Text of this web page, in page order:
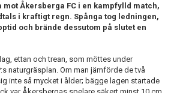
mot Åkersberga FC i en kampfylld match,
i kraftigt regn. Spånga tog ledningen,
och brände dessutom på slutet en
ettan och trean, som möttes under
naturgräsplan. Om man jämförde de två
inte så mycket i ålder; bägge lagen startade